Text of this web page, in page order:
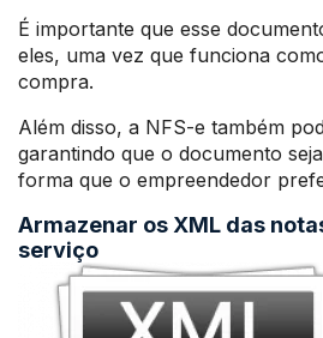
É importante que esse
eles, uma vez que funciona
compra.
Além disso, a NFS-e também
garantindo que o documento
forma que o empreendedor
Armazenar os XML das
serviço